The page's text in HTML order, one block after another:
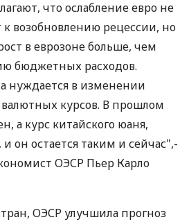
что ослабление евро не
к возобновлению рецессии, но
в еврозоне больше, чем
бюджетных расходов.
нуждается в изменении
валютных курсов. В прошлом
а курс китайского юаня,
он остается таким и сейчас",-
ОЭСР Пьер Карло
ОЭСР улучшила прогноз